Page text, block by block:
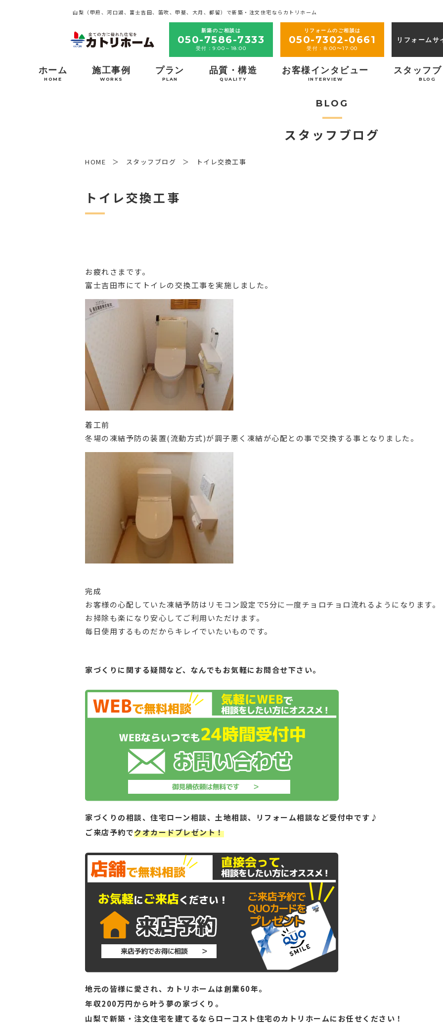
山梨（甲府、河口湖、富士吉田、笛吹、甲斐、大月、都留）で新築・注文住宅ならカトリホーム
新築のご相談は
050-7586-7333
受付：9:00～18:00
リフォームのご相談は
050-7302-0661
受付：8:00〜17:00
リフォームサ
ホーム
HOME
施工事例
WORKS
プラン
PLAN
品質・構造
QUALITY
お客様インタビュー
INTERVIEW
スタッフ
BLOG
BLOG
スタッフブログ
HOME スタッフブログ トイレ交換工事
トイレ交換工事
お疲れさまです。
富士吉田市にてトイレの交換工事を実施しました。
着工前
冬場の凍結予防の装置(流動方式)が調子悪く凍結が心配との事で交換する事となりました。
完成
お客様の心配していた凍結予防はリモコン設定で5分に一度チョロチョロ流れるようになります。
お掃除も楽になり安心してご利用いただけます。
毎日使用するものだからキレイでいたいものです。
家づくりに関する疑問など、 なんでもお気軽にお問合せ下さい。
家づくりの相談、住宅ローン相談、土地相談、リフォーム相談など受付中です♪
ご来店予約でクオカードプレゼント！
地元の皆様に愛され、カトリホームは創業60年。
年収200万円から叶う夢の家づくり。
山梨で新築・注文住宅を建てるならローコスト住宅のカトリホームにお任せください！